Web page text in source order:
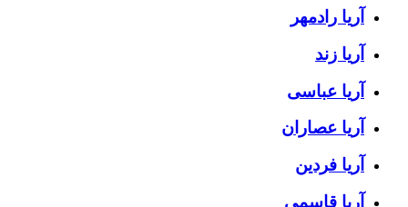
آریا رادمهر
آریا زند
آریا عباسی
آریا عصاران
آریا فردین
آریا قاسمی